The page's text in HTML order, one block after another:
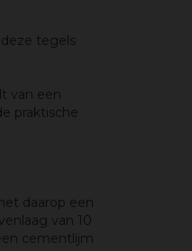
deze tegels
van een
praktische
daarop een
van 10
cementlijm